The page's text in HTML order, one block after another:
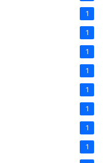
1
1
1
1
1
1
1
1